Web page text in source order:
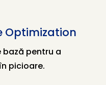
Optimization
bază pentru a
picioare.